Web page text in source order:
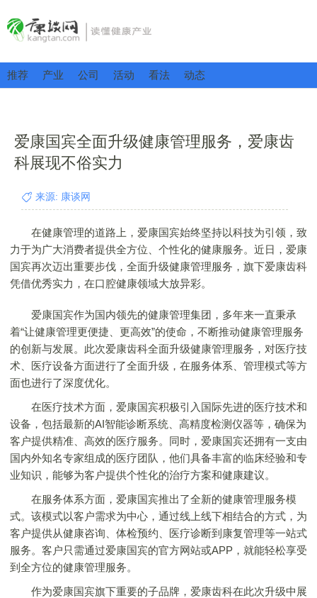
推荐 产业 公司 活动 看法 动态
爱康国宾全面升级健康管理服务，爱康齿
科展现不俗实力
来源: 康谈网
在健康管理的道路上，爱康国宾始终坚持以科技为引领，致
力于为广大消费者提供全方位、个性化的健康服务。近日，爱康
国宾再次迈出重要步伐，全面升级健康管理服务，旗下爱康齿科
凭借优秀实力，在口腔健康领域大放异彩。
爱康国宾作为国内领先的健康管理集团，多年来一直秉承
着“让健康管理更便捷、更高效”的使命，不断推动健康管理服务
的创新与发展。此次爱康齿科全面升级健康管理服务，对医疗技
术、医疗设备方面进行了全面升级，在服务体系、管理模式等方
面也进行了深度优化。
在医疗技术方面，爱康国宾积极引入国际先进的医疗技术和
设备，包括最新的AI智能诊断系统、高精度检测仪器等，确保为
客户提供精准、高效的医疗服务。同时，爱康国宾还拥有一支由
国内外知名专家组成的医疗团队，他们具备丰富的临床经验和专
业知识，能够为客户提供个性化的治疗方案和健康建议。
在服务体系方面，爱康国宾推出了全新的健康管理服务模
式。该模式以客户需求为中心，通过线上线下相结合的方式，为
客户提供从健康咨询、体检预约、医疗诊断到康复管理等一站式
服务。客户只需通过爱康国宾的官方网站或APP，就能轻松享受
到全方位的健康管理服务。
作为爱康国宾旗下重要的子品牌，爱康齿科在此次升级中展